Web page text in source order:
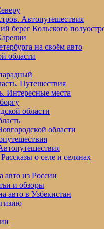
Автопутешествия
берег Кольского
на своём авто
области
Путешествия
Интересные места
области
области
о селе и селянах
авто из России
и обзоры
авто в Узбекистан